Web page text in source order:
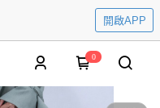
開啟APP
0